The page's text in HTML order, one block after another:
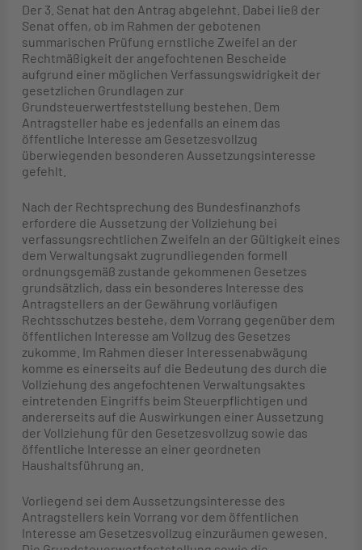
Der 3. Senat hat den Antrag abgelehnt. Dabei ließ der
Senat offen, ob im Rahmen der gebotenen
summarischen Prüfung ernstliche Zweifel an der
Rechtmäßigkeit der angefochtenen Bescheide
aufgrund einer möglichen Verfassungswidrigkeit der
gesetzlichen Grundlagen zur
Grundsteuerwertfeststellung bestehen. Dem
Antragsteller habe es jedenfalls an einem das
öffentliche Interesse am Gesetzesvollzug
überwiegenden besonderen Aussetzungsinteresse
gefehlt.
Nach der Rechtsprechung des Bundesfinanzhofs
erfordere die Aussetzung der Vollziehung bei
verfassungsrechtlichen Zweifeln an der Gültigkeit eines
dem Verwaltungsakt zugrundliegenden formell
ordnungsgemäß zustande gekommenen Gesetzes
grundsätzlich, dass ein besonderes Interesse des
Antragstellers an der Gewährung vorläufigen
Rechtsschutzes bestehe, dem Vorrang gegenüber dem
öffentlichen Interesse am Vollzug des Gesetzes
zukomme. Im Rahmen dieser Interessenabwägung
komme es einerseits auf die Bedeutung des durch die
Vollziehung des angefochtenen Verwaltungsaktes
eintretenden Eingriffs beim Steuerpflichtigen und
andererseits auf die Auswirkungen einer Aussetzung
der Vollziehung für den Gesetzesvollzug sowie das
öffentliche Interesse an einer geordneten
Haushaltsführung an.
Vorliegend sei dem Aussetzungsinteresse des
Antragstellers kein Vorrang vor dem öffentlichen
Interesse am Gesetzesvollzug einzuräumen gewesen.